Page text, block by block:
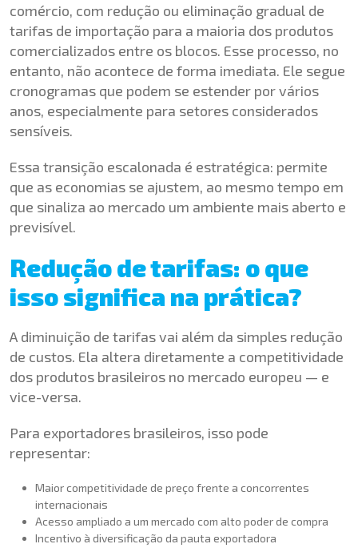
comércio, com redução ou eliminação gradual de
tarifas de importação para a maioria dos produtos
comercializados entre os blocos. Esse processo, no
entanto, não acontece de forma imediata. Ele segue
cronogramas que podem se estender por vários
anos, especialmente para setores considerados
sensíveis.
Essa transição escalonada é estratégica: permite
que as economias se ajustem, ao mesmo tempo em
que sinaliza ao mercado um ambiente mais aberto e
previsível.
Redução de tarifas: o que
isso significa na prática?
A diminuição de tarifas vai além da simples redução
de custos. Ela altera diretamente a competitividade
dos produtos brasileiros no mercado europeu — e
vice-versa.
Para exportadores brasileiros, isso pode
representar:
Maior competitividade de preço frente a concorrentes
internacionais
Acesso ampliado a um mercado com alto poder de compra
Incentivo à diversificação da pauta exportadora